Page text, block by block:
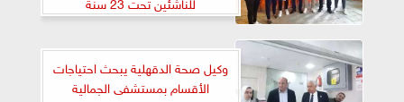
وكيل صحة الدقهلية يبحث احتياجات
الأقسام بمستشفى الجمالية